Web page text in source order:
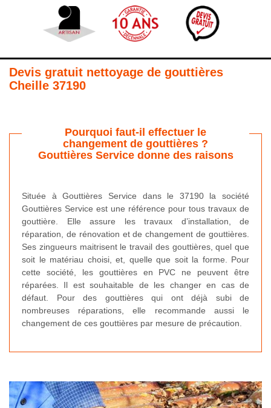
Devis gratuit nettoyage de gouttières
Cheille 37190
Pourquoi faut-il effectuer le
changement de gouttières ?
Gouttières Service donne des raisons
Située à Gouttières Service dans le 37190 la société
Gouttières Service est une référence pour tous travaux de
gouttière. Elle assure les travaux d’installation, de
réparation, de rénovation et de changement de gouttières.
Ses zingueurs maitrisent le travail des gouttières, quel que
soit le matériau choisi, et, quelle que soit la forme. Pour
cette société, les gouttières en PVC ne peuvent être
réparées. Il est souhaitable de les changer en cas de
défaut. Pour des gouttières qui ont déjà subi de
nombreuses réparations, elle recommande aussi le
changement de ces gouttières par mesure de précaution.